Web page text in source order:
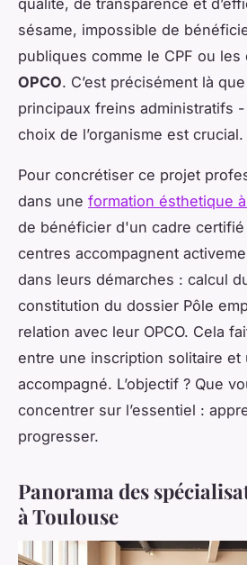
qualité, de transparence et
sésame, impossible de
publiques comme le CPF ou
OPCO. C’est précisément là
principaux freins administratifs
choix de l’organisme est crucial.
Pour concrétiser ce projet
dans une formation ésthetique
de bénéficier d'un cadre certifié
centres accompagnent
dans leurs démarches : calcul
constitution du dossier Pôle
relation avec leur OPCO. Cela
entre une inscription solitaire et
accompagné. L’objectif ? Que
concentrer sur l’essentiel :
progresser.
Panorama des
à Toulouse